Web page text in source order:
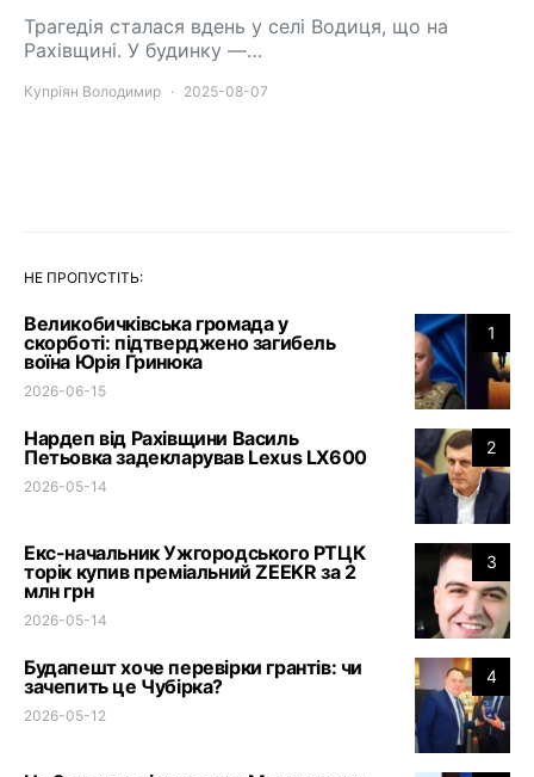
Трагедія сталася вдень у селі Водиця, що на
Рахівщині. У будинку —…
Купріян Володимир 2025-08-07
НЕ ПРОПУСТІТЬ:
1
Великобичківська громада у
скорботі: підтверджено загибель
воїна Юрія Гринюка
2026-06-15
2
Нардеп від Рахівщини Василь
Петьовка задекларував Lexus LX600
2026-05-14
3
Екс-начальник Ужгородського РТЦК
торік купив преміальний ZEEKR за 2
млн грн
2026-05-14
4
Будапешт хоче перевірки грантів: чи
зачепить це Чубірка?
2026-05-12